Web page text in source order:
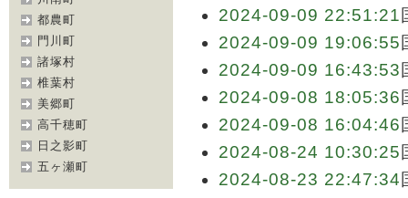
都農町
門川町
諸塚村
椎葉村
美郷町
高千穂町
日之影町
五ヶ瀬町
2024-09-09 22:51:21
2024-09-09 19:06:55
2024-09-09 16:43:53
2024-09-08 18:05:36
2024-09-08 16:04:46
2024-08-24 10:30:25
2024-08-23 22:47:34